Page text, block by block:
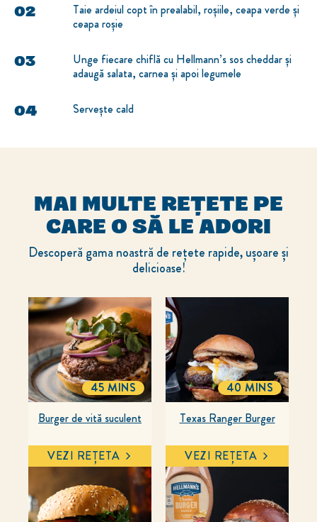
Taie ardeiul copt în prealabil, roșiile, ceapa verde și
ceapa roșie
Unge fiecare chiflă cu Hellmann’s sos cheddar și
adaugă salata, carnea și apoi legumele
Servește cald
MAI MULTE REȚETE PE
CARE O SĂ LE ADORI
Descoperă gama noastră de rețete rapide, ușoare și
delicioase!
Burger de vită suculent
TOTALTIME
45 MINS
VEZI REȚETA
Texas Ranger Burger
TOTALTIME
40 MINS
VEZI REȚETA